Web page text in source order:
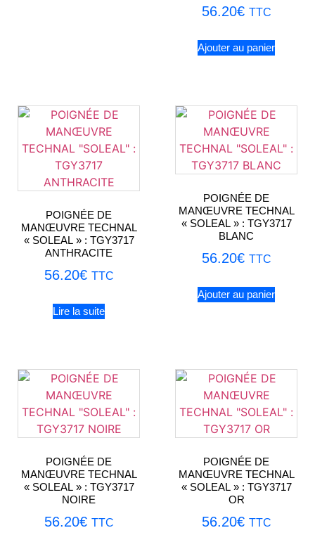
56.20€ TTC
Ajouter au panier
POIGNÉE DE
MANŒUVRE TECHNAL
« SOLEAL » : TGY3717
ANTHRACITE
56.20€ TTC
Lire la suite
POIGNÉE DE
MANŒUVRE TECHNAL
« SOLEAL » : TGY3717
BLANC
56.20€ TTC
Ajouter au panier
POIGNÉE DE
MANŒUVRE TECHNAL
« SOLEAL » : TGY3717
NOIRE
56.20€ TTC
POIGNÉE DE
MANŒUVRE TECHNAL
« SOLEAL » : TGY3717
OR
56.20€ TTC